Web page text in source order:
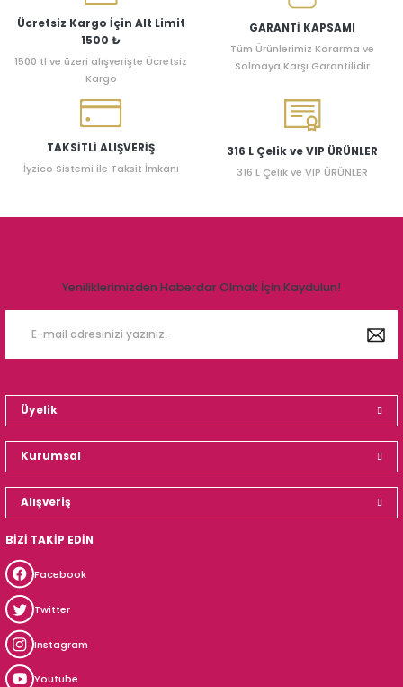
Ücretsiz Kargo İçin Alt Limit
1500 ₺
1500 tl ve üzeri alışverişte Ücretsiz
Kargo
GARANTİ KAPSAMI
Tüm Ürünlerimiz Kararma ve
Solmaya Karşı Garantilidir
TAKSİTLİ ALIŞVERİŞ
İyzico Sistemi ile Taksit İmkanı
316 L Çelik ve VIP ÜRÜNLER
316 L Çelik ve VIP ÜRÜNLER
Yeniliklerimizden Haberdar Olmak İçin Kaydulun!
Üyelik
Kurumsal
Alışveriş
BİZİ TAKİP EDİN
Facebook
Twitter
Instagram
Youtube